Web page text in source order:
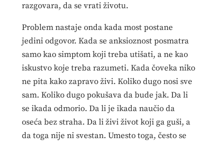
razgovara, da se vrati životu.
Problem nastaje onda kada most postane
jedini odgovor. Kada se anksioznost posmatra
samo kao simptom koji treba utišati, a ne kao
iskustvo koje treba razumeti. Kada čoveka niko
ne pita kako zapravo živi. Koliko dugo nosi sve
sam. Koliko dugo pokušava da bude jak. Da li
se ikada odmorio. Da li je ikada naučio da
oseća bez straha. Da li živi život koji ga guši, a
da toga nije ni svestan. Umesto toga, često se